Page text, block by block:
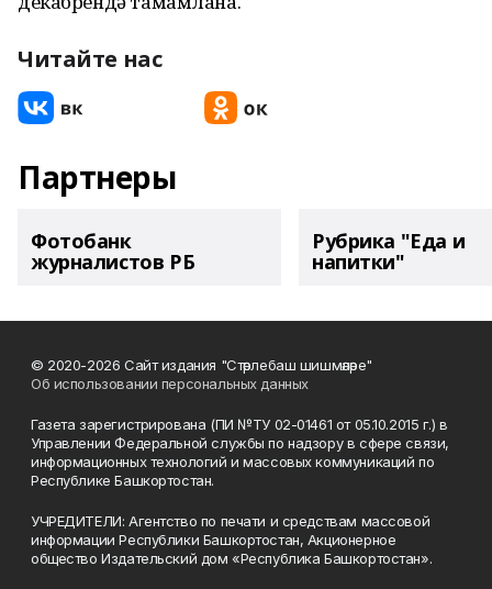
Читайте нас
Партнеры
Фотобанк
журналистов РБ
Рубрика "Еда и
напитки"
© 2020-2026 Сайт издания "Стәрлебаш шишмәләре"
Об использовании персональных данных
Газета зарегистрирована (ПИ №ТУ 02-01461 от 05.10.2015 г.) в
Управлении Федеральной службы по надзору в сфере связи,
информационных технологий и массовых коммуникаций по
Республике Башкортостан.
УЧРЕДИТЕЛИ: Агентство по печати и средствам массовой
информации Республики Башкортостан, Акционерное
общество Издательский дом «Республика Башкортостан».